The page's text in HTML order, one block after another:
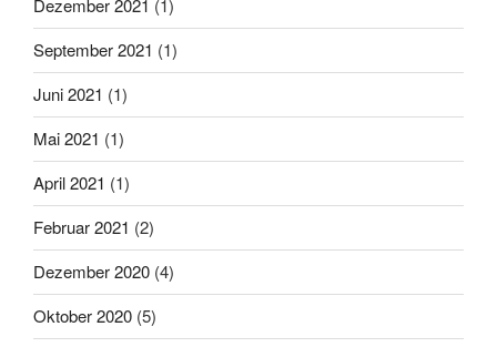
Dezember 2021 (1)
September 2021 (1)
Juni 2021 (1)
Mai 2021 (1)
April 2021 (1)
Februar 2021 (2)
Dezember 2020 (4)
Oktober 2020 (5)